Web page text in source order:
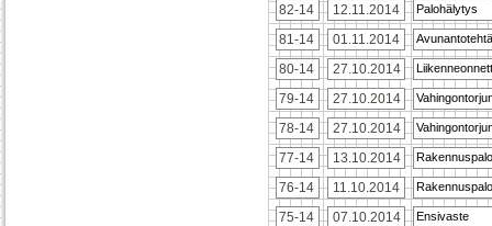
82-14 12.11.2014 Palohälytys
81-14 01.11.2014
80-14 27.10.2014
79-14 27.10.2014
78-14 27.10.2014
77-14 13.10.2014 Rakennuspalo
76-14 11.10.2014 Rakennuspalo
75-14 07.10.2014 Ensivaste